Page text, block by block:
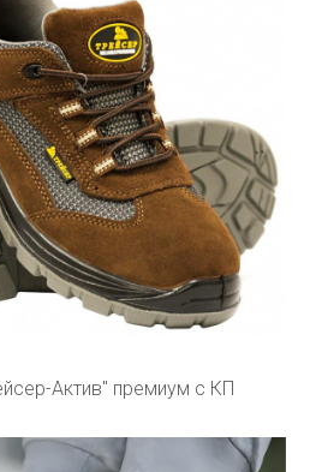
Актив" премиум с КП